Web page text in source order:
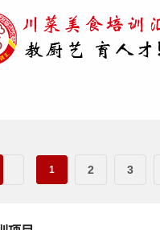
1 2 3